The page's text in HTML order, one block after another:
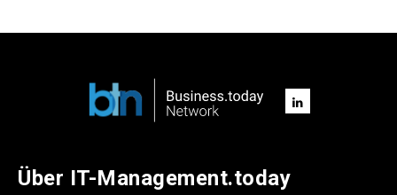
Über IT-Management.today